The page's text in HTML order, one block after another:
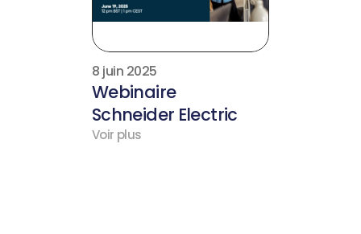
8 juin 2025
Webinaire
Schneider Electric
Voir plus